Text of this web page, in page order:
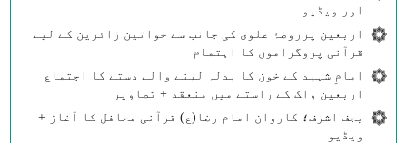
اور ویڈیو
اربعین پرروضۂ علوی کی جانب سے خواتین زائرین کے لیے
قرآنی پروگراموں کا اہتمام
امامِ شہید کے خون کا بدلہ لینے والے دستے کا اجتماع
اربعین واک کے راستے میں منعقد + تصاویر
بجف اشرف؛ کاروان امام رضا(ع) قرآنی محافل کا آغاز +
ویڈیو